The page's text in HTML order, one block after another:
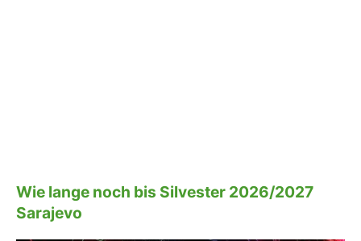
Wie lange noch bis Silvester 2026/2027
Sarajevo